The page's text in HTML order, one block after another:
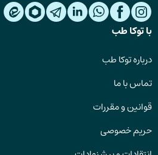
با توکا طب
درباره توکا طب
تماس با ما
قوانین و مقررات
حریم خصوصی